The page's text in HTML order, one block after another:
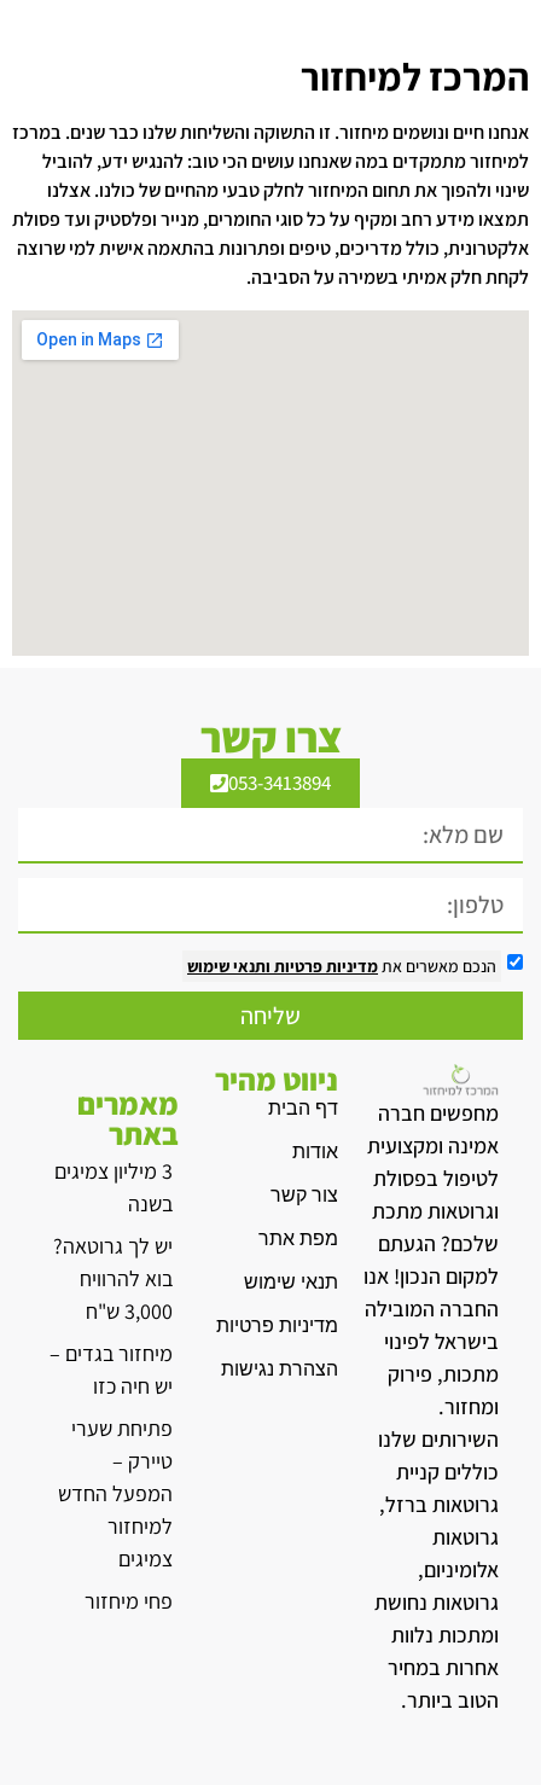
המרכז למיחזור
אנחנו חיים ונושמים מיחזור. זו התשוקה והשליחות שלנו כבר שנים. במרכז
למיחזור מתמקדים במה שאנחנו עושים הכי טוב: להנגיש ידע, להוביל
שינוי ולהפוך את תחום המיחזור לחלק טבעי מהחיים של כולנו. אצלנו
תמצאו מידע רחב ומקיף על כל סוגי החומרים, מנייר ופלסטיק ועד פסולת
אלקטרונית, כולל מדריכים, טיפים ופתרונות בהתאמה אישית למי שרוצה
לקחת חלק אמיתי בשמירה על הסביבה.
צרו קשר
053-3413894
הנכם מאשרים אתמדיניות פרטיות ותנאי שימוש
שליחה
מחפשים חברה
אמינה ומקצועית
לטיפול בפסולת
וגרוטאות מתכת
שלכם? הגעתם
למקום הנכון! אנו
החברה המובילה
בישראל לפינוי
מתכות, פירוק
ומחזור.
השירותים שלנו
כוללים קניית
גרוטאות ברזל,
גרוטאות
אלומיניום,
גרוטאות נחושת
ומתכות נלוות
אחרות במחיר
הטוב ביותר.
ניווט מהיר
דף הבית
אודות
צור קשר
מפת אתר
תנאי שימוש
מדיניות פרטיות
הצהרת נגישות
מאמרים
באתר
3 מיליון צמיגים
בשנה
יש לך גרוטאה?
בוא להרוויח
3,000 ש"ח
מיחזור בגדים –
יש חיה כזו
פתיחת שערי
טיירק –
המפעל החדש
למיחזור
צמיגים
פחי מיחזור